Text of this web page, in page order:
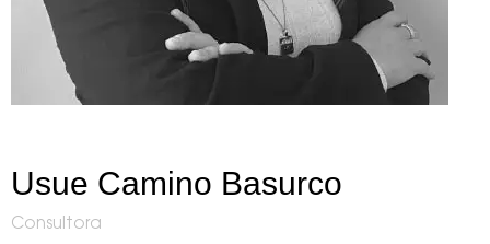
Usue Camino Basurco
Consultora